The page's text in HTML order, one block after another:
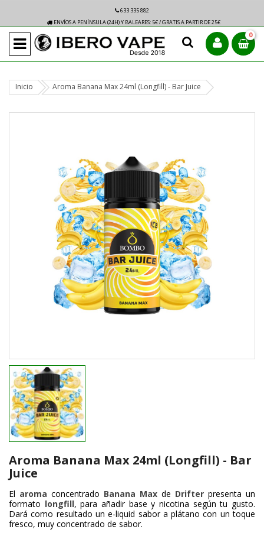
633 335 882
ENVÍOS A PENÍNSULA (24H) Y BALEARES: 5€ / GRATIS A PARTIR DE 25€
0
Inicio Aroma Banana Max 24ml (Longfill) - Bar Juice
Aroma Banana Max 24ml (Longfill) - Bar
Juice
El aroma concentrado Banana Max de Drifter presenta un
formato longfill, para añadir base y nicotina según tu gusto.
Dará como resultado un e-liquid sabor a plátano con un toque
fresco, muy concentrado de sabor.